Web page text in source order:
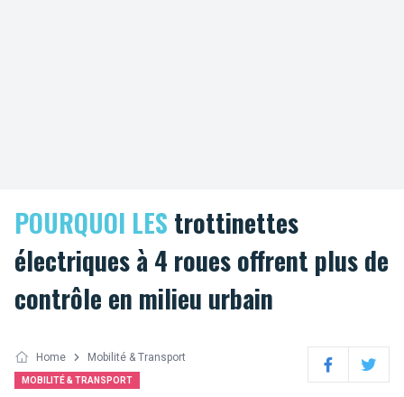
POURQUOI LES trottinettes
électriques à 4 roues offrent plus de
contrôle en milieu urbain
Home Mobilité & Transport
MOBILITÉ & TRANSPORT FacebookTwitter